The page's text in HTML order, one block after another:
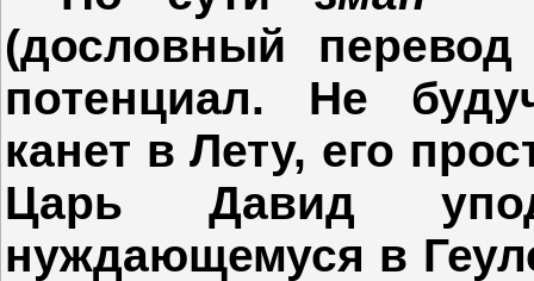
(дословный
потенциал. Не
канет в Лету, его
Царь Давид
нуждающемуся в